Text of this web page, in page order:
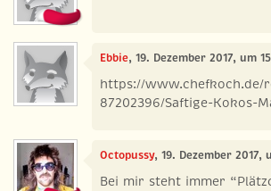
Ebbie, 19. Dezember 2017, um
https://www.chefkoch.de/
87202396/Saftige-Kokos-
Octopussy, 19. Dezember 2017,
Bei mir steht immer